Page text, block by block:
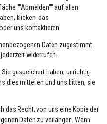
""Abmelden"" auf allen
klicken, das
uns kontaktieren.
Daten zugestimmt
widerrufen.
gespeichert haben, unrichtig
dies mitteilen und uns bitten, sie
das Recht, von uns eine Kopie der
Daten zu verlangen. Wenn